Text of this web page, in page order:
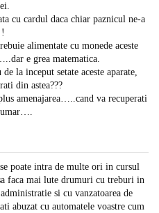
cu cardul daca chiar paznicul ne-a
alimentate cu monede aceste
e grea matematica.
la inceput setate aceste aparate,
din astea???
amenajarea…..cand va recuperati
poate intra de multe ori in cursul
faca mai lute drumuri cu treburi in
si cu vanzatoarea de
abuzat cu automatele voastre cum